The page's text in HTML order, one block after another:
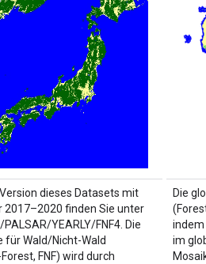
dieses Datasets mit
2017–2020 finden Sie unter
YEARLY/FNF4. Die
für Wald/Nicht-Wald
FNF) wird durch
Die
im